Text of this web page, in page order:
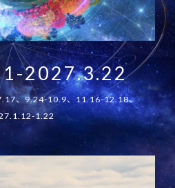
2027.3.22
、9.24-10.9、11.16-12.18、
1.22